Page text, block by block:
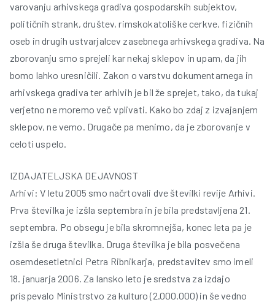
varovanju arhivskega gradiva gospodarskih subjektov,
političnih strank, društev, rimskokatoliške cerkve, fizičnih
oseb in drugih ustvarjalcev zasebnega arhivskega gradiva. Na
zborovanju smo sprejeli kar nekaj sklepov in upam, da jih
bomo lahko uresničili. Zakon o varstvu dokumentarnega in
arhivskega gradiva ter arhivih je bil že sprejet, tako, da tukaj
verjetno ne moremo več vplivati. Kako bo zdaj z izvajanjem
sklepov, ne vemo. Drugače pa menimo, da je zborovanje v
celoti uspelo.
IZDAJATELJSKA DEJAVNOST
Arhivi: V letu 2005 smo načrtovali dve številki revije Arhivi.
Prva številka je izšla septembra in je bila predstavljena 21.
septembra. Po obsegu je bila skromnejša, konec leta pa je
izšla še druga številka. Druga številka je bila posvečena
osemdesetletnici Petra Ribnikarja, predstavitev smo imeli
18. januarja 2006. Za lansko leto je sredstva za izdajo
prispevalo Ministrstvo za kulturo (2.000.000) in še vedno